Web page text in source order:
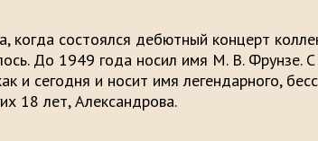
когда состоялся дебютный концерт
До 1949 года носил имя М. В. Фрунзе.
и сегодня и носит имя легендарного,
18 лет, Александрова.